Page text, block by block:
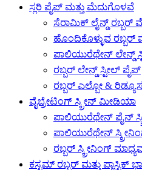
ಸ್ಲರಿ ಪೈಪ್ ಮತ್ತು ಮೆದುಗೊಳವೆ
ಸೆರಾಮಿಕ್ ಲೈನ್ಡ್ ರಬ್ಬರ್
ಹೊಂದಿಕೊಳ್ಳುವ
ಪಾಲಿಯುರೆಥೇನ್ ಲೇನ್ಡ್
ರಬ್ಬರ್ ಲೇನ್ಡ್ ಸ್ಟೀಲ್ ಪೈಪ್
ರಬ್ಬರ್ ಎಲ್ಬೋ &
ವೈಬ್ರೇಟಿಂಗ್ ಸ್ಕ್ರೀನ್ ಮೀಡಿಯಾ
ಪಾಲಿಯುರೆಥೇನ್ ಫೈನ್
ಪಾಲಿಯುರೆಥೇನ್
ರಬ್ಬರ್ ಸ್ಕ್ರೀನಿಂಗ್
ಕಸ್ಟಮ್ ರಬ್ಬರ್ ಮತ್ತು ಪ್ಲಾಸ್ಟಿಕ್